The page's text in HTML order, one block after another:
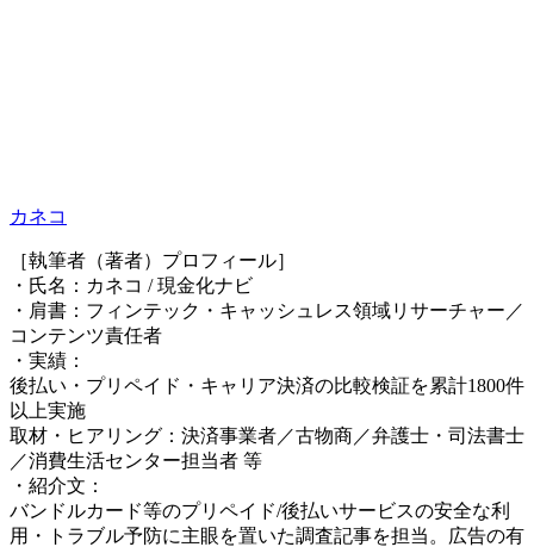
カネコ
［執筆者（著者）プロフィール］
・氏名：カネコ / 現金化ナビ
・肩書：フィンテック・キャッシュレス領域リサーチャー／
コンテンツ責任者
・実績：
後払い・プリペイド・キャリア決済の比較検証を累計1800件
以上実施
取材・ヒアリング：決済事業者／古物商／弁護士・司法書士
／消費生活センター担当者 等
・紹介文：
バンドルカード等のプリペイド/後払いサービスの安全な利
用・トラブル予防に主眼を置いた調査記事を担当。広告の有